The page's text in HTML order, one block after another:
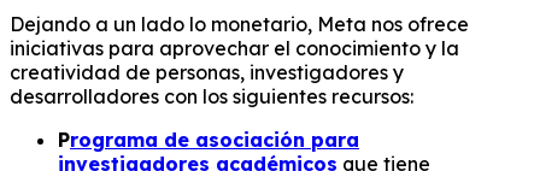
Dejando a un lado lo monetario, Meta nos ofrece
iniciativas para aprovechar el conocimiento y la
creatividad de personas, investigadores y
desarrolladores con los siguientes recursos:
Programa de asociación para
investigadores académicos que tiene